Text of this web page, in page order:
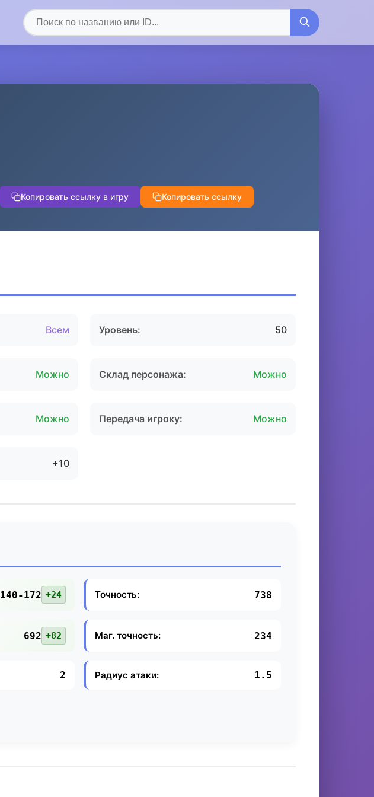
Копировать ссылку в игру Копировать ссылку
Всем Уровень: 50
Можно Склад персонажа: Можно
Можно Передача игроку: Можно
+10
140-172 +24 Точность: 738
692 +82 Маг. точность: 234
2 Радиус атаки: 1.5